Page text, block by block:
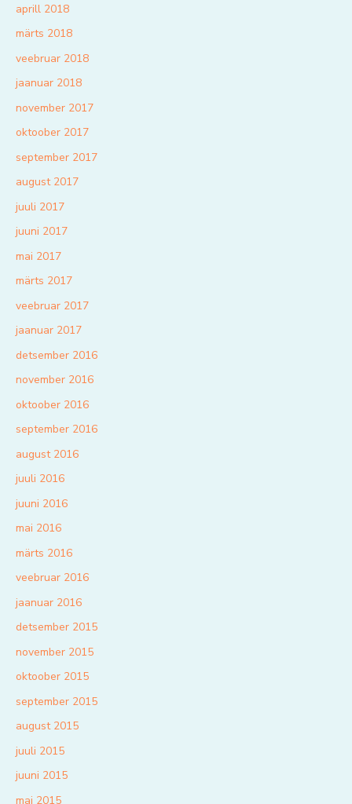
aprill 2018
märts 2018
veebruar 2018
jaanuar 2018
november 2017
oktoober 2017
september 2017
august 2017
juuli 2017
juuni 2017
mai 2017
märts 2017
veebruar 2017
jaanuar 2017
detsember 2016
november 2016
oktoober 2016
september 2016
august 2016
juuli 2016
juuni 2016
mai 2016
märts 2016
veebruar 2016
jaanuar 2016
detsember 2015
november 2015
oktoober 2015
september 2015
august 2015
juuli 2015
juuni 2015
mai 2015